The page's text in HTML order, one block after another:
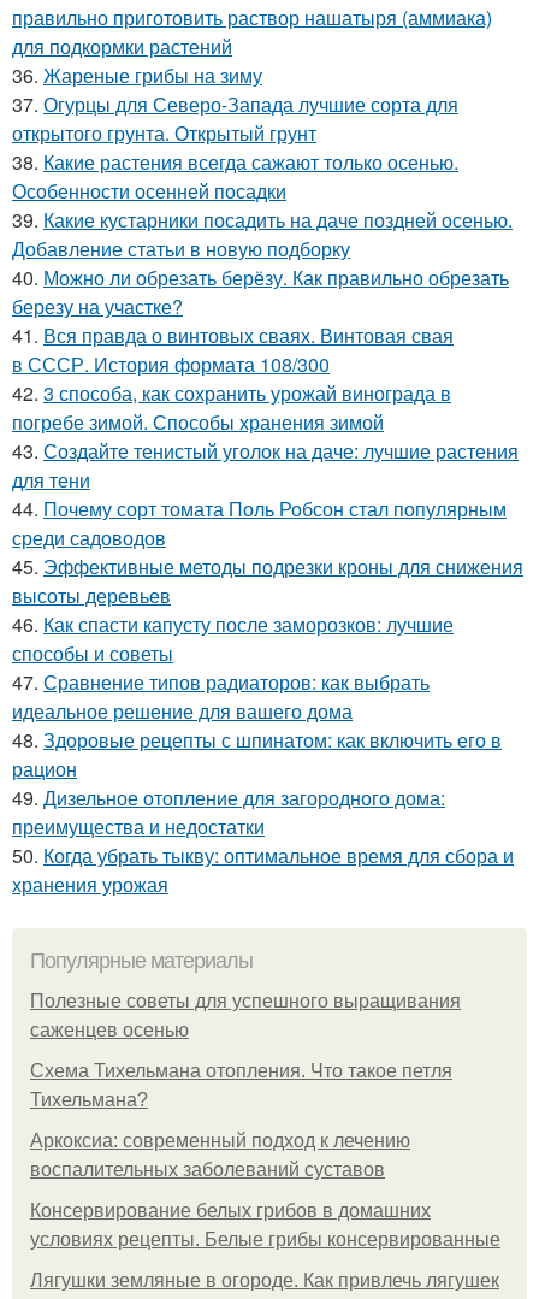
правильно приготовить раствор нашатыря (аммиака)
для подкормки растений
36. Жареные грибы на зиму
37. Огурцы для Северо-Запада лучшие сорта для
открытого грунта. Открытый грунт
38. Какие растения всегда сажают только осенью.
Особенности осенней посадки
39. Какие кустарники посадить на даче поздней осенью.
Добавление статьи в новую подборку
40. Можно ли обрезать берёзу. Как правильно обрезать
березу на участке?
41. Вся правда о винтовых сваях. Винтовая свая
в СССР. История формата 108/300
42. 3 способа, как сохранить урожай винограда в
погребе зимой. Способы хранения зимой
43. Создайте тенистый уголок на даче: лучшие растения
для тени
44. Почему сорт томата Поль Робсон стал популярным
среди садоводов
45. Эффективные методы подрезки кроны для снижения
высоты деревьев
46. Как спасти капусту после заморозков: лучшие
способы и советы
47. Сравнение типов радиаторов: как выбрать
идеальное решение для вашего дома
48. Здоровые рецепты с шпинатом: как включить его в
рацион
49. Дизельное отопление для загородного дома:
преимущества и недостатки
50. Когда убрать тыкву: оптимальное время для сбора и
хранения урожая
Популярные материалы
Полезные советы для успешного выращивания
саженцев осенью
Схема Тихельмана отопления. Что такое петля
Тихельмана?
Аркоксиа: современный подход к лечению
воспалительных заболеваний суставов
Консервирование белых грибов в домашних
условиях рецепты. Белые грибы консервированные
Лягушки земляные в огороде. Как привлечь лягушек